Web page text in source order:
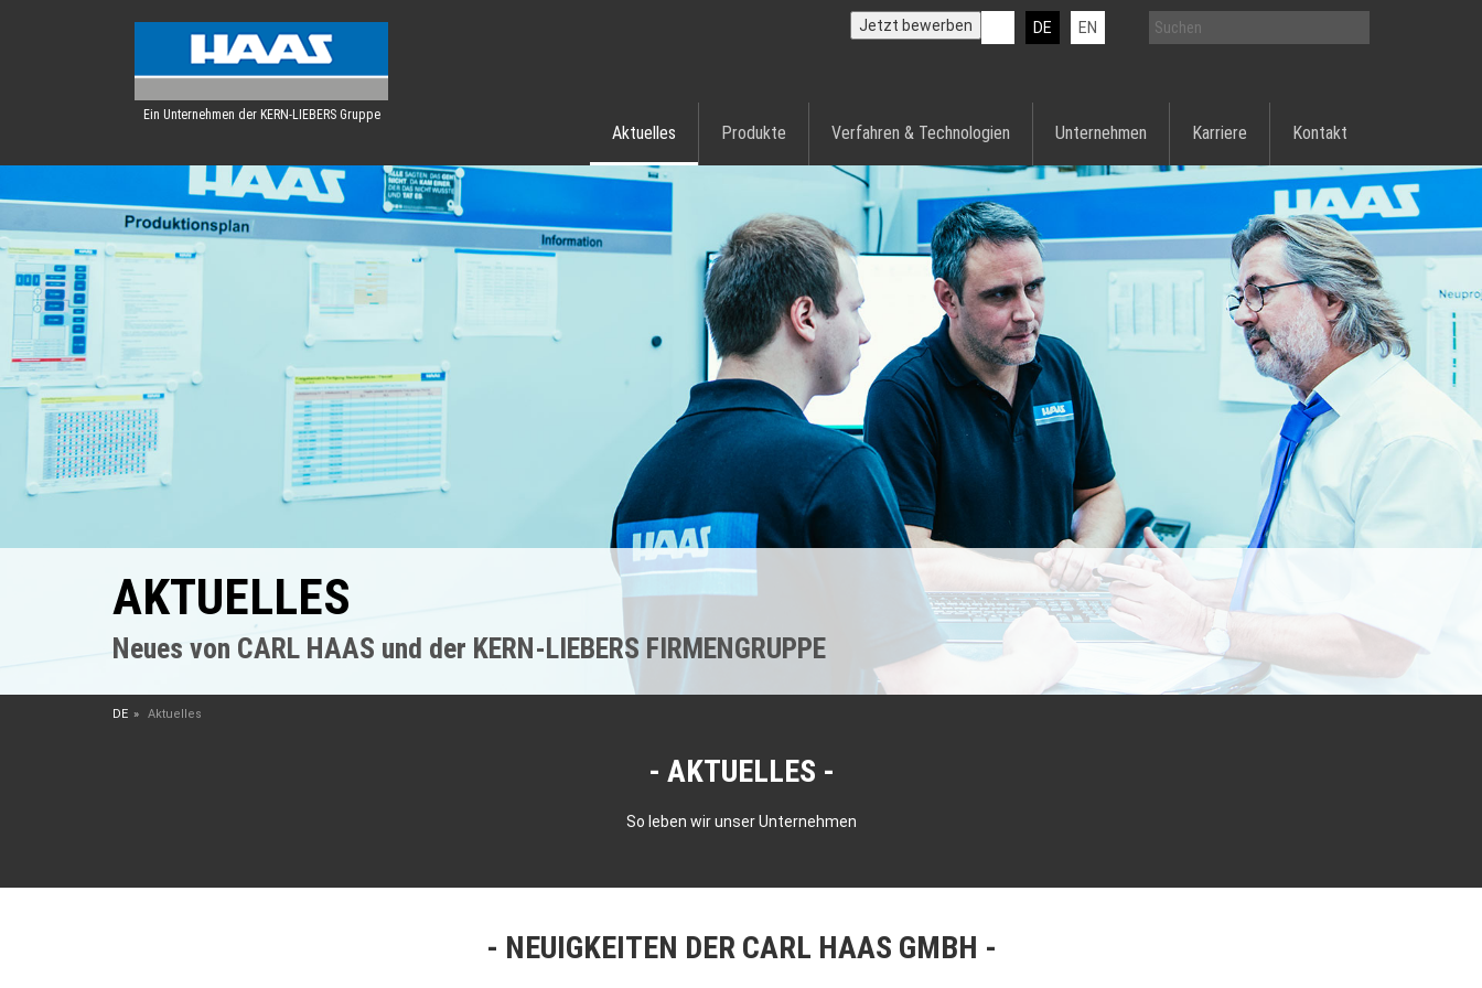
Ein Unternehmen der KERN-LIEBERS Gruppe
DE EN
Jetzt bewerben
Aktuelles Produkte Verfahren & Technologien Unternehmen Karriere Kontakt
AKTUELLES
Neues von CARL HAAS und der KERN-LIEBERS FIRMENGRUPPE
DE Aktuelles
AKTUELLES
So leben wir unser Unternehmen
NEUIGKEITEN DER CARL HAAS GMBH